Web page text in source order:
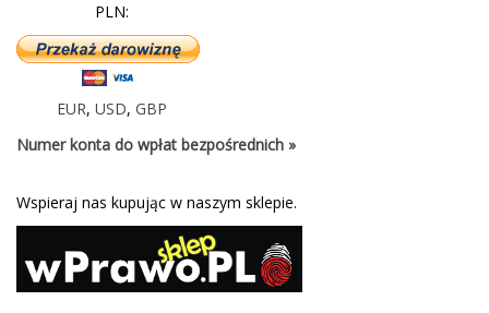
PLN:
EUR, USD, GBP
Numer konta do wpłat bezpośrednich »
Wspieraj nas kupując w naszym sklepie.